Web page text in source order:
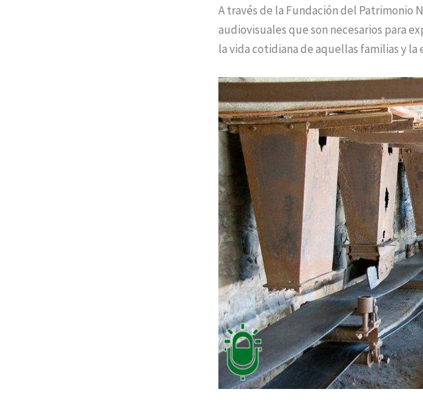
A través de la Fundación del Patrimonio
audiovisuales que son necesarios para
la vida cotidiana de aquellas familias y